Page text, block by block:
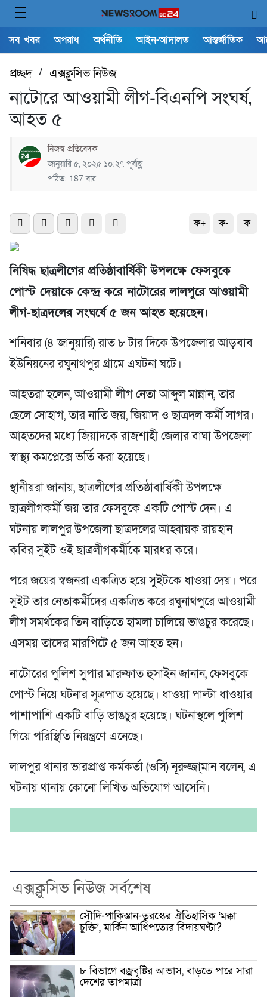
সব খবর অপরাধ অর্থনীতি আইন-আদালত আন্তর্জাতিক
প্রচ্ছদ/ এক্সক্লুসিভ নিউজ
নাটোরে আওয়ামী লীগ-বিএনপি সংঘর্ষ,
আহত ৫
নিজস্ব প্রতিবেদক
জানুয়ারি ৫, ২০২৫ ১০:২৭ পূর্বাহ্ণ
পঠিত: 187 বার
ফ+ ফ- ফ
নিষিদ্ধ ছাত্রলীগের প্রতিষ্ঠাবার্ষিকী উপলক্ষে ফেসবুকে
পোস্ট দেয়াকে কেন্দ্র করে নাটোরের লালপুরে আওয়ামী
লীগ-ছাত্রদলের সংঘর্ষে ৫ জন আহত হয়েছেন।
শনিবার (৪ জানুয়ারি) রাত ৮ টার দিকে উপজেলার আড়বাব
ইউনিয়নের রঘুনাথপুর গ্রামে এঘটনা ঘটে।
আহতরা হলেন, আওয়ামী লীগ নেতা আব্দুল মান্নান, তার
ছেলে সোহাগ, তার নাতি জয়, জিয়াদ ও ছাত্রদল কর্মী সাগর।
আহতদের মধ্যে জিয়াদকে রাজশাহী জেলার বাঘা উপজেলা
স্বাস্থ্য কমপ্লেক্সে ভর্তি করা হয়েছে।
স্থানীয়রা জানায়, ছাত্রলীগের প্রতিষ্ঠাবার্ষিকী উপলক্ষে
ছাত্রলীগকর্মী জয় তার ফেসবুকে একটি পোস্ট দেন। এ
ঘটনায় লালপুর উপজেলা ছাত্রদলের আহ্বায়ক রায়হান
কবির সুইট ওই ছাত্রলীগকর্মীকে মারধর করে।
পরে জয়ের স্বজনরা একত্রিত হয়ে সুইটকে ধাওয়া দেয়। পরে
সুইট তার নেতাকর্মীদের একত্রিত করে রঘুনাথপুরে আওয়ামী
লীগ সমর্থকের তিন বাড়িতে হামলা চালিয়ে ভাঙচুর করেছে।
এসময় তাদের মারপিটে ৫ জন আহত হন।
নাটোরের পুলিশ সুপার মারুফাত হুসাইন জানান, ফেসবুকে
পোস্ট নিয়ে ঘটনার সূত্রপাত হয়েছে। ধাওয়া পাল্টা ধাওয়ার
পাশাপাশি একটি বাড়ি ভাঙচুর হয়েছে। ঘটনাস্থলে পুলিশ
গিয়ে পরিস্থিতি নিয়ন্ত্রণে এনেছে।
লালপুর থানার ভারপ্রাপ্ত কর্মকর্তা (ওসি) নূরুজ্জা্মান বলেন, এ
ঘটনায় থানায় কোনো লিখিত অভিযোগ আসেনি।
এক্সক্লুসিভ নিউজ সর্বশেষ
সৌদি-পাকিস্তান-তুরস্কের ঐতিহাসিক ‘মক্কা
চুক্তি’, মার্কিন আধিপত্যের বিদায়ঘণ্টা?
৮ বিভাগে বজ্রবৃষ্টির আভাস, বাড়তে পারে সারা
দেশের তাপমাত্রা